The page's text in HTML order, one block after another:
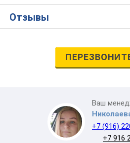
Отзывы
Ваш
+7 (916)
+7 916